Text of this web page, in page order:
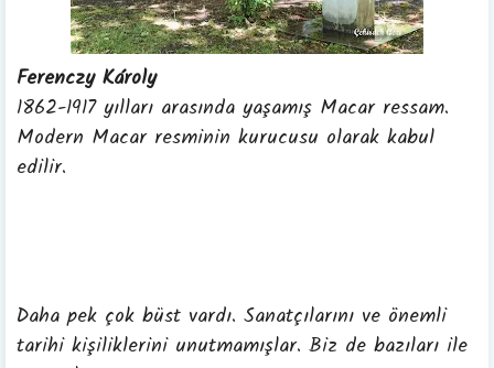
Ferenczy Károly
1862-1917 yılları arasında yaşamış Macar ressam.
Modern Macar resminin kurucusu olarak kabul
edilir.
Daha pek çok büst vardı. Sanatçılarını ve önemli
tarihi kişiliklerini unutmamışlar. Biz de bazıları ile